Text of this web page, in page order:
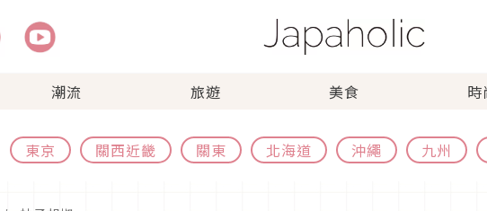
潮流 旅遊 美食 時
東京 關西近畿 關東 北海道 沖繩 九州